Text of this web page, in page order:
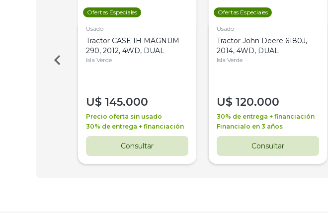
Ofertas Especiales
Usado
Tractor CASE IH MAGNUM
290, 2012, 4WD, DUAL
Isla Verde
U$ 145.000
Precio oferta sin usado
30% de entrega + financiación
Consultar
Ofertas Especiales
Usado
Tractor John Deere 6180J,
2014, 4WD, DUAL
Isla Verde
U$ 120.000
30% de entrega + financiación
Financialo en 3 años
Consultar